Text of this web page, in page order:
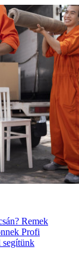
Remek
Profi
segítünk